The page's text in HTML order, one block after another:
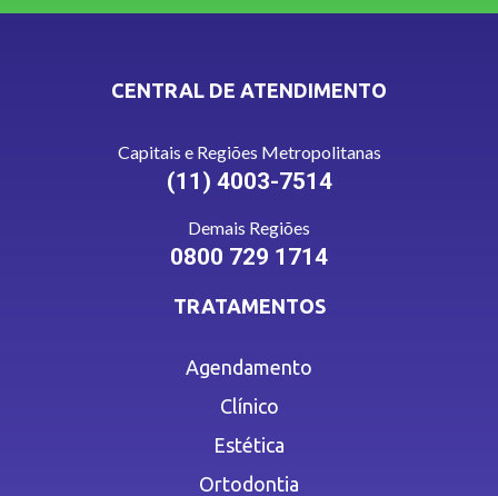
CENTRAL DE ATENDIMENTO
Capitais e Regiões Metropolitanas
(11) 4003-7514
Demais Regiões
0800 729 1714
TRATAMENTOS
Agendamento
Clínico
Estética
Ortodontia